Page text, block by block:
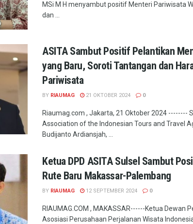
MSi M H menyambut positif Menteri Pariwisata
dan ...
ASITA Sambut Positif Pelantikan
yang Baru, Soroti Tantangan dan
Pariwisata
BY RIAUMAG 21 OKTOBER 2024 0
Riaumag.com , Jakarta, 21 Oktober 2024 --------
Association of the Indonesian Tours and Travel
Budijanto Ardiansjah, ...
Ketua DPD ASITA Sulsel Sambut
Rute Baru Makassar-Palembang
BY RIAUMAG 12 SEPTEMBER 2024 0
RIAUMAG.COM , MAKASSAR------Ketua Dewan
Asosiasi Perusahaan Perjalanan Wisata